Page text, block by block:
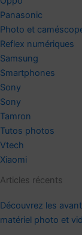
Panasonic
Photo et
Reflex numériques
Samsung
Smartphones
Sony
Sony
Tamron
Tutos photos
Vtech
Xiaomi
Articles récents
Découvrez les
matériel photo et